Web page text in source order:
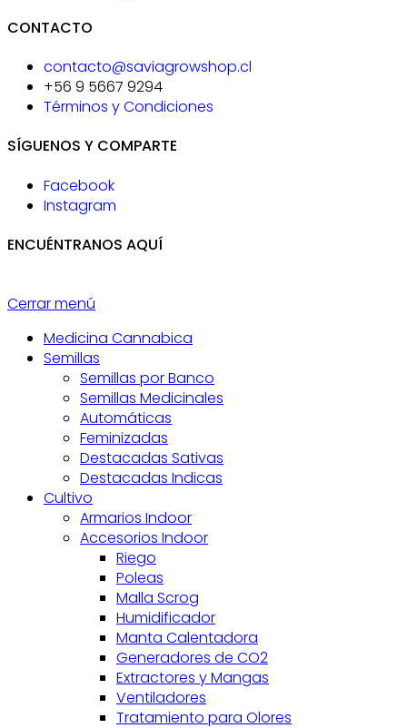
CONTACTO
contacto@saviagrowshop.cl
+56 9 5667 9294
Términos y Condiciones
SÍGUENOS Y COMPARTE
Facebook
Instagram
ENCUÉNTRANOS AQUÍ
Cerrar menú
Medicina Cannabica
Semillas
Semillas por Banco
Semillas Medicinales
Automáticas
Feminizadas
Destacadas Sativas
Destacadas Indicas
Cultivo
Armarios Indoor
Accesorios Indoor
Riego
Poleas
Malla Scrog
Humidificador
Manta Calentadora
Generadores de CO2
Extractores y Mangas
Ventiladores
Tratamiento para Olores